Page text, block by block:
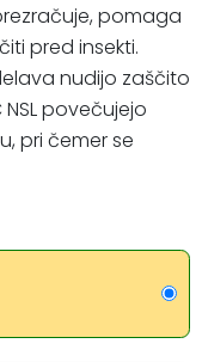
pomaga
pred insekti.
nudijo zaščito
povečujejo
pri čemer se